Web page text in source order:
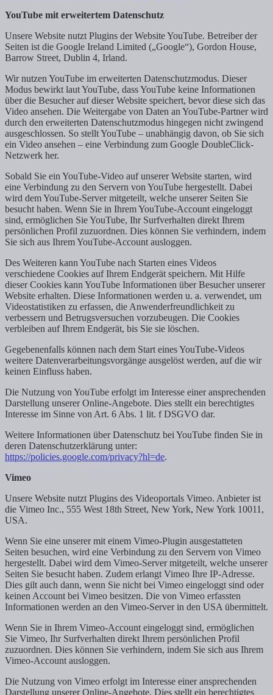
YouTube mit erweitertem Datenschutz
Unsere Website nutzt Plugins der Website YouTube. Betreiber der
Seiten ist die Google Ireland Limited („Google“), Gordon House,
Barrow Street, Dublin 4, Irland.
Wir nutzen YouTube im erweiterten Datenschutzmodus. Dieser
Modus bewirkt laut YouTube, dass YouTube keine Informationen
über die Besucher auf dieser Website speichert, bevor diese sich das
Video ansehen. Die Weitergabe von Daten an YouTube-Partner wird
durch den erweiterten Datenschutzmodus hingegen nicht zwingend
ausgeschlossen. So stellt YouTube – unabhängig davon, ob Sie sich
ein Video ansehen – eine Verbindung zum Google DoubleClick-
Netzwerk her.
Sobald Sie ein YouTube-Video auf unserer Website starten, wird
eine Verbindung zu den Servern von YouTube hergestellt. Dabei
wird dem YouTube-Server mitgeteilt, welche unserer Seiten Sie
besucht haben. Wenn Sie in Ihrem YouTube-Account eingeloggt
sind, ermöglichen Sie YouTube, Ihr Surfverhalten direkt Ihrem
persönlichen Profil zuzuordnen. Dies können Sie verhindern, indem
Sie sich aus Ihrem YouTube-Account ausloggen.
Des Weiteren kann YouTube nach Starten eines Videos
verschiedene Cookies auf Ihrem Endgerät speichern. Mit Hilfe
dieser Cookies kann YouTube Informationen über Besucher unserer
Website erhalten. Diese Informationen werden u. a. verwendet, um
Videostatistiken zu erfassen, die Anwenderfreundlichkeit zu
verbessern und Betrugsversuchen vorzubeugen. Die Cookies
verbleiben auf Ihrem Endgerät, bis Sie sie löschen.
Gegebenenfalls können nach dem Start eines YouTube-Videos
weitere Datenverarbeitungsvorgänge ausgelöst werden, auf die wir
keinen Einfluss haben.
Die Nutzung von YouTube erfolgt im Interesse einer ansprechenden
Darstellung unserer Online-Angebote. Dies stellt ein berechtigtes
Interesse im Sinne von Art. 6 Abs. 1 lit. f DSGVO dar.
Weitere Informationen über Datenschutz bei YouTube finden Sie in
deren Datenschutzerklärung unter:
https://policies.google.com/privacy?hl=de.
Vimeo
Unsere Website nutzt Plugins des Videoportals Vimeo. Anbieter ist
die Vimeo Inc., 555 West 18th Street, New York, New York 10011,
USA.
Wenn Sie eine unserer mit einem Vimeo-Plugin ausgestatteten
Seiten besuchen, wird eine Verbindung zu den Servern von Vimeo
hergestellt. Dabei wird dem Vimeo-Server mitgeteilt, welche unserer
Seiten Sie besucht haben. Zudem erlangt Vimeo Ihre IP-Adresse.
Dies gilt auch dann, wenn Sie nicht bei Vimeo eingeloggt sind oder
keinen Account bei Vimeo besitzen. Die von Vimeo erfassten
Informationen werden an den Vimeo-Server in den USA übermittelt.
Wenn Sie in Ihrem Vimeo-Account eingeloggt sind, ermöglichen
Sie Vimeo, Ihr Surfverhalten direkt Ihrem persönlichen Profil
zuzuordnen. Dies können Sie verhindern, indem Sie sich aus Ihrem
Vimeo-Account ausloggen.
Die Nutzung von Vimeo erfolgt im Interesse einer ansprechenden
Darstellung unserer Online-Angebote. Dies stellt ein berechtigtes